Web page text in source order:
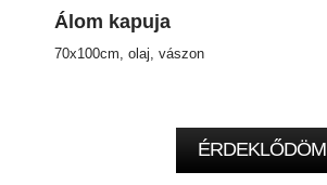
Álom kapuja
70x100cm, olaj, vászon
ÉRDEKLŐDÖM